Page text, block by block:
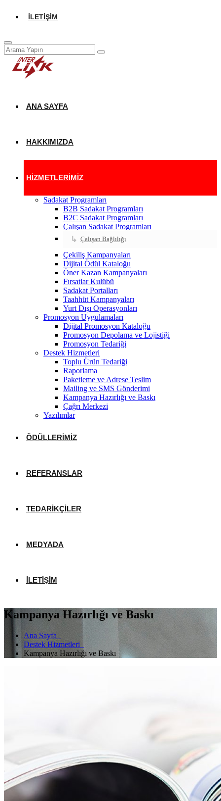
İLETIŞIM
ANA SAYFA
HAKKIMIZDA
HIZMETLERIMIZ
Sadakat Programları
B2B Sadakat Programları
B2C Sadakat Programları
Çalışan Sadakat Programları
Çalışan Bağlılığı
Çekiliş Kampanyaları
Dijital Ödül Kataloğu
Öner Kazan Kampanyaları
Fırsatlar Kulübü
Sadakat Portalları
Taahhüt Kampanyaları
Yurt Dışı Operasyonları
Promosyon Uygulamaları
Dijital Promosyon Kataloğu
Promosyon Depolama ve Lojistiği
Promosyon Tedariği
Destek Hizmetleri
Toplu Ürün Tedariği
Raporlama
Paketleme ve Adrese Teslim
Mailing ve SMS Gönderimi
Kampanya Hazırlığı ve Baskı
Çağrı Merkezi
Yazılımlar
ÖDÜLLERIMIZ
REFERANSLAR
TEDARIKÇILER
MEDYADA
İLETIŞIM
Kampanya Hazırlığı ve Baskı
Ana Sayfa
Destek Hizmetleri
Kampanya Hazırlığı ve Baskı